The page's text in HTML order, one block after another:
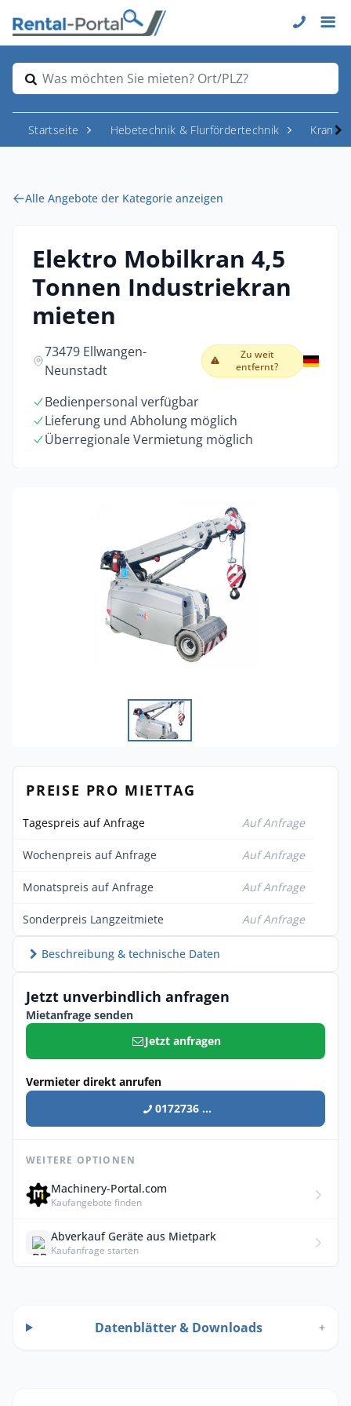
Was möchten Sie mieten? Ort/PLZ?
Startseite Hebetechnik & Flurfördertechnik Krane
Alle Angebote der Kategorie anzeigen
Elektro Mobilkran 4,5
Tonnen Industriekran
mieten
73479 Ellwangen-
Neunstadt
Zu weit
entfernt?
Bedienpersonal verfügbar
Lieferung und Abholung möglich
Überregionale Vermietung möglich
PREISE PRO MIETTAG
Tagespreis auf Anfrage Auf Anfrage
Wochenpreis auf Anfrage Auf Anfrage
Monatspreis auf Anfrage Auf Anfrage
Sonderpreis Langzeitmiete Auf Anfrage
Beschreibung & technische Daten
Jetzt unverbindlich anfragen
Mietanfrage senden
Jetzt anfragen
Vermieter direkt anrufen
0172736 ...
WEITERE OPTIONEN
Machinery-Portal.com
Kaufangebote finden
Abverkauf Geräte aus Mietpark
Kaufanfrage starten
Datenblätter & Downloads +